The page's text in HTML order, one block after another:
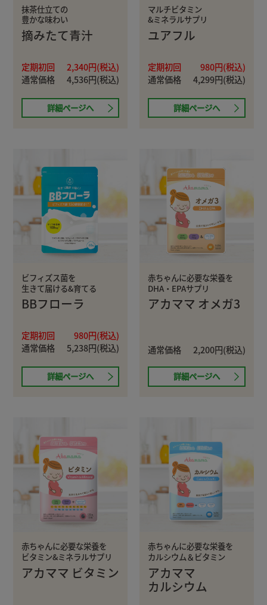
抹茶仕立ての
豊かな味わい
摘みたて青汁
定期初回
2,340円(税込)
通常価格
4,536円(税込)
詳細ページへ
マルチビタミン
&ミネラルサプリ
ユアフル
定期初回
980円(税込)
通常価格
4,299円(税込)
詳細ページへ
ビフィズス菌を
生きて届ける&育てる
BBフローラ
定期初回
980円(税込)
通常価格
5,238円(税込)
詳細ページへ
赤ちゃんに必要な栄養を
DHA・EPAサプリ
アカママ オメガ3
通常価格 2,200円(税込)
詳細ページへ
赤ちゃんに必要な栄養を
ビタミン&ミネラルサプリ
アカママ ビタミン
赤ちゃんに必要な栄養を
カルシウム＆ビタミン
アカママ
カルシウム